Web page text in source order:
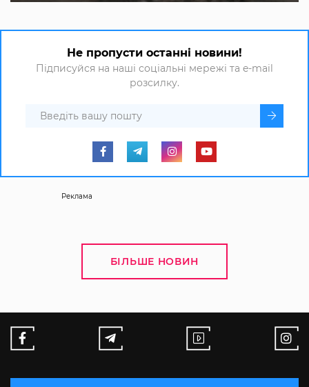
Не пропусти останні новини!
Підписуйся на наші соціальні мережі та e-mail
розсилку.
Реклама
БІЛЬШЕ НОВИН